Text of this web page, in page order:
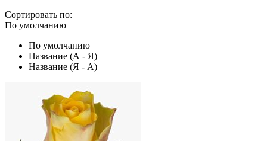
Сортировать по:
По умолчанию
По умолчанию
Название (А - Я)
Название (Я - А)